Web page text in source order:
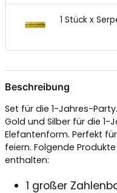
1 Stück x
Beschreibung
Set für die 1-Jahres-
Gold und Silber für die
Elefantenform. Perfekt
feiern. Folgende
enthalten:
1 großer